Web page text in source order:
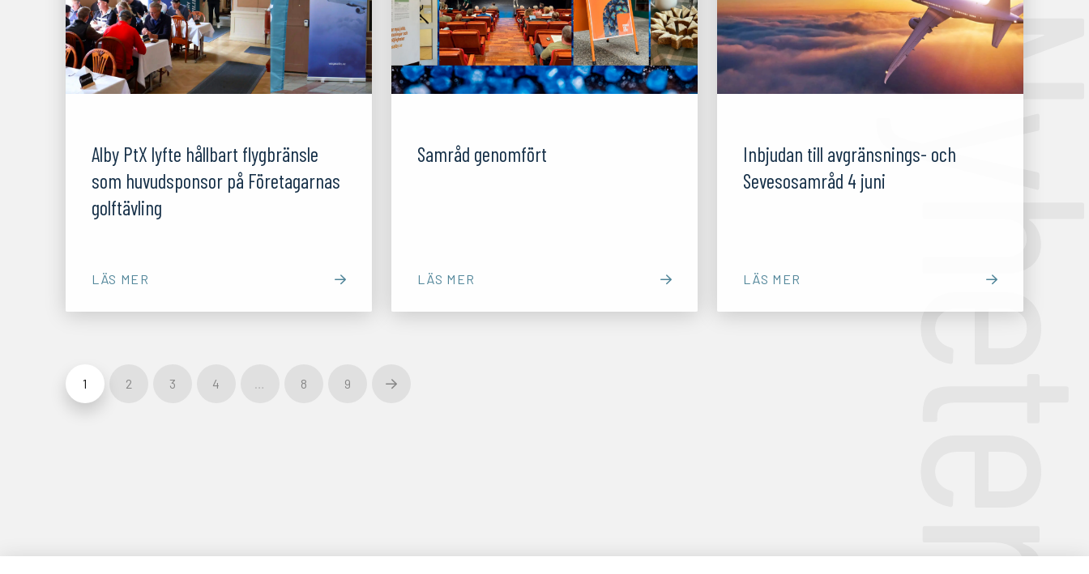
Alby PtX lyfte hållbart flygbränsle
som huvudsponsor på Företagarnas
golftävling
LÄS MER
Samråd genomfört
LÄS MER
Inbjudan till avgränsnings- och
Sevesosamråd 4 juni
LÄS MER
1 2 3 4 … 8 9 Next